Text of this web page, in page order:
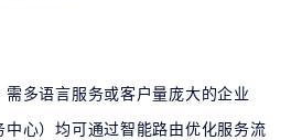
多语言服务或客户量庞大的企业
中心）均可通过智能路由优化服务流